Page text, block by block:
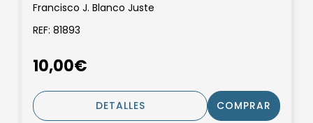
Francisco J. Blanco Juste
REF: 81893
10,00€
DETALLES COMPRAR